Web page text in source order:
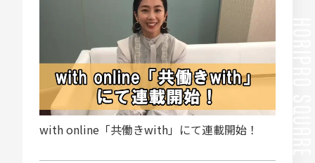
with online「共働きwith」にて連載開始！